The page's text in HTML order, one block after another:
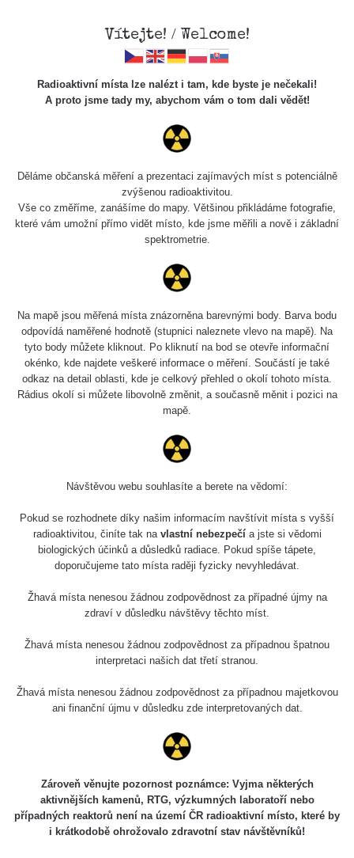
Uranová slída
Měření
Spektrometrie
Zařízení Datum měření Vložil
Všimli jste si, že některá měření se úplně neshodují i
Má to hned několik důvodů. Záleží zejména na velikosti a
citlivosti sondy, dále jestli má zařízení kompenzaci energií
a také k jakému prvku je zařízení kalibrované.
Samotný způsob měření (měření v kontaktní vzdálenosti)
také nebude porovnatelný (nerovnosti povrchu, přesná
vzdálenost sondy od předmětu apod.), mějte proto na
Vítejte! / Welcome!
Radioaktivní místa lze nalézt i tam, kde byste je nečekali!
A proto jsme tady my, abychom vám o tom dali vědět!
Děláme občanská měření a prezentaci zajímavých míst s potenciálně
zvýšenou radioaktivitou.
Vše co změříme, zanášíme do mapy. Většinou přikládáme fotografie,
které vám umožní přímo vidět místo, kde jsme měřili a nově i základní
spektrometrie.
Na mapě jsou měřená místa znázorněna barevnými body. Barva bodu
odpovídá naměřené hodnotě (stupnici naleznete vlevo na mapě). Na
tyto body můžete kliknout. Po kliknutí na bod se otevře informační
okénko, kde najdete veškeré informace o měření. Součástí je také
odkaz na detail oblasti, kde je celkový přehled o okolí tohoto místa.
Rádius okolí si můžete libovolně změnit, a současně měnit i pozici na
mapě.
Návštěvou webu souhlasíte a berete na vědomí:
Pokud se rozhodnete díky našim informacím navštívit místa s vyšší
radioaktivitou, činíte tak na vlastní nebezpečía jste si vědomi
biologických účinků a důsledků radiace. Pokud spíše tápete,
doporučujeme tato místa raději fyzicky nevyhledávat.
Žhavá místa nenesou žádnou zodpovědnost za případné újmy na
zdraví v důsledku návštěvy těchto míst.
Žhavá místa nenesou žádnou zodpovědnost za případnou špatnou
interpretaci našich dat třetí stranou.
Žhavá místa nenesou žádnou zodpovědnost za případnou majetkovou
ani finanční újmu v důsledku zde interpretovaných dat.
Zároveň věnujte pozornost poznámce: Vyjma některých
aktivnějších kamenů, RTG, výzkumných laboratoří nebo
případných reaktorů není na území ČR radioaktivní místo, které by
i krátkodobě ohrožovalo zdravotní stav návštěvníků!